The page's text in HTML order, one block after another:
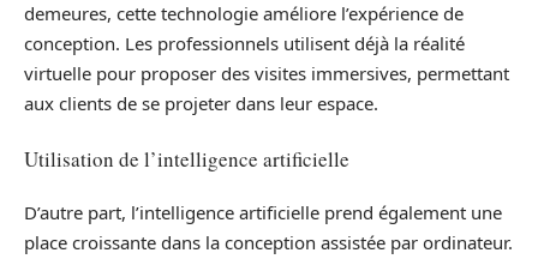
demeures, cette technologie améliore l’expérience de
conception. Les professionnels utilisent déjà la réalité
virtuelle pour proposer des visites immersives, permettant
aux clients de se projeter dans leur espace.
Utilisation de l’intelligence artificielle
D’autre part, l’intelligence artificielle prend également une
place croissante dans la conception assistée par ordinateur.